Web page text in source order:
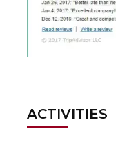
ACTIVITIES